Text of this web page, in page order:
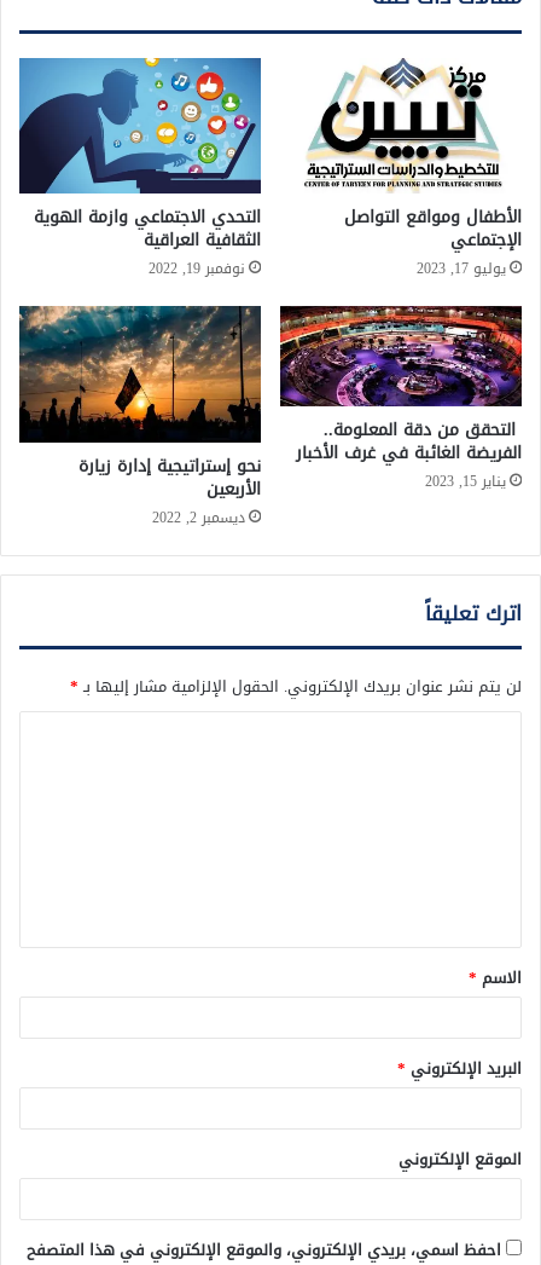
الأطفال ومواقع التواصل
الإجتماعي
يوليو 17, 2023
التحدي الاجتماعي وازمة الهوية
الثقافية العراقية
نوفمبر 19, 2022
التحقق من دقة المعلومة..
الفريضة الغائبة في غرف الأخبار
يناير 15, 2023 نحو إستراتيجية إدارة زيارة
الأربعين
ديسمبر 2, 2022
اترك تعليقاً
لن يتم نشر عنوان بريدك الإلكتروني. الحقول الإلزامية مشار إليها بـ*
ق
*
الاسم *
البريد الإلكتروني *
الموقع الإلكتروني
احفظ اسمي، بريدي الإلكتروني، والموقع الإلكتروني في هذا المتصفح